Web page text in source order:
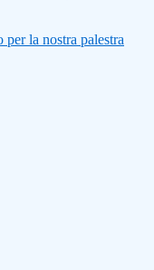
la nostra palestra